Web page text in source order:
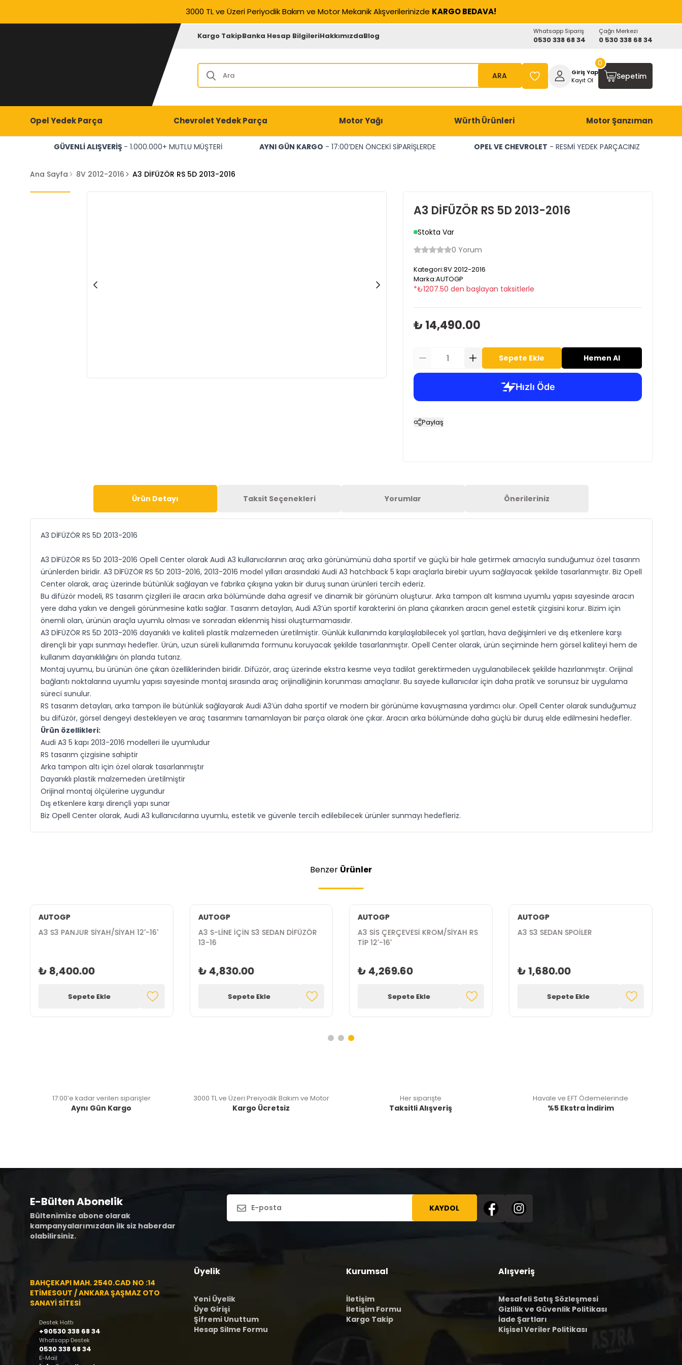
3000 TL ve Üzeri Periyodik Bakım ve Motor Mekanik Alışverilerinizde KARGO BEDAVA!
Kargo TakipBanka Hesap BilgileriHakkımızdaBlog Whatsapp Sipariş
0530 338 68 34
Çağrı Merkezi
0 530 338 68 34
ARA
Giriş Yap
Kayıt Ol
Sepetim
0
Opel Yedek Parça Chevrolet Yedek Parça Motor Yağı Würth Ürünleri Motor Şanzıman
GÜVENLİ ALIŞVERİŞ - 1.000.000+ MUTLU MÜŞTERİ AYNI GÜN KARGO - 17:00’DEN ÖNCEKİ SİPARİŞLERDE OPEL VE CHEVROLET - RESMİ YEDEK PARÇACINIZ
Ana Sayfa 8V 2012-2016 A3 DİFÜZÖR RS 5D 2013-2016
A3 DİFÜZÖR RS 5D 2013-2016
Stokta Var
0 Yorum
Kategori:8V 2012-2016
Marka:AUTOGP
*₺1207.50 den başlayan taksitlerle
₺ 14,490.00
Sepete Ekle Hemen Al
Paylaş
Ürün Detayı Taksit Seçenekleri Yorumlar Önerileriniz
A3 DİFÜZÖR RS 5D 2013-2016
A3 DİFÜZÖR RS 5D 2013-2016 Opell Center olarak Audi A3 kullanıcılarının araç arka görünümünü daha sportif ve güçlü bir hale getirmek amacıyla sunduğumuz özel tasarım
ürünlerden biridir. A3 DİFÜZÖR RS 5D 2013-2016, 2013-2016 model yılları arasındaki Audi A3 hatchback 5 kapı araçlarla birebir uyum sağlayacak şekilde tasarlanmıştır. Biz Opell
Center olarak, araç üzerinde bütünlük sağlayan ve fabrika çıkışına yakın bir duruş sunan ürünleri tercih ederiz.
Bu difüzör modeli, RS tasarım çizgileri ile aracın arka bölümünde daha agresif ve dinamik bir görünüm oluşturur. Arka tampon alt kısmına uyumlu yapısı sayesinde aracın
yere daha yakın ve dengeli görünmesine katkı sağlar. Tasarım detayları, Audi A3’ün sportif karakterini ön plana çıkarırken aracın genel estetik çizgisini korur. Bizim için
önemli olan, ürünün araçla uyumlu olması ve sonradan eklenmiş hissi oluşturmamasıdır.
A3 DİFÜZÖR RS 5D 2013-2016 dayanıklı ve kaliteli plastik malzemeden üretilmiştir. Günlük kullanımda karşılaşılabilecek yol şartları, hava değişimleri ve dış etkenlere karşı
dirençli bir yapı sunmayı hedefler. Ürün, uzun süreli kullanımda formunu koruyacak şekilde tasarlanmıştır. Opell Center olarak, ürün seçiminde hem görsel kaliteyi hem de
kullanım dayanıklılığını ön planda tutarız.
Montaj uyumu, bu ürünün öne çıkan özelliklerinden biridir. Difüzör, araç üzerinde ekstra kesme veya tadilat gerektirmeden uygulanabilecek şekilde hazırlanmıştır. Orijinal
bağlantı noktalarına uyumlu yapısı sayesinde montaj sırasında araç orijinalliğinin korunması amaçlanır. Bu sayede kullanıcılar için daha pratik ve sorunsuz bir uygulama
süreci sunulur.
RS tasarım detayları, arka tampon ile bütünlük sağlayarak Audi A3’ün daha sportif ve modern bir görünüme kavuşmasına yardımcı olur. Opell Center olarak sunduğumuz
bu difüzör, görsel dengeyi destekleyen ve araç tasarımını tamamlayan bir parça olarak öne çıkar. Aracın arka bölümünde daha güçlü bir duruş elde edilmesini hedefler.
Ürün özellikleri:
Audi A3 5 kapı 2013-2016 modelleri ile uyumludur
RS tasarım çizgisine sahiptir
Arka tampon altı için özel olarak tasarlanmıştır
Dayanıklı plastik malzemeden üretilmiştir
Orijinal montaj ölçülerine uygundur
Dış etkenlere karşı dirençli yapı sunar
Biz Opell Center olarak, Audi A3 kullanıcılarına uyumlu, estetik ve güvenle tercih edilebilecek ürünler sunmayı hedefleriz.
Benzer Ürünler
AUTOGP
A3 S3 PANJUR SİYAH/SİYAH 12'-16'
₺ 8,400.00
Sepete Ekle
AUTOGP
A3 S-LİNE İÇİN S3 SEDAN DİFÜZÖR
13-16
₺ 4,830.00
Sepete Ekle
AUTOGP
A3 SİS ÇERÇEVESİ KROM/SİYAH RS
TİP 12'-16'
₺ 4,269.60
Sepete Ekle
AUTOGP
A3 S3 SEDAN SPOİLER
₺ 1,680.00
Sepete Ekle
17:00’e kadar verilen siparişler
Aynı Gün Kargo
3000 TL ve Üzeri Preiyodik Bakım ve Motor
Kargo Ücretsiz
Her siparişte
Taksitli Alışveriş
Havale ve EFT Ödemelerinde
%5 Ekstra İndirim
E-Bülten Abonelik
Bültenimize abone olarak
kampanyalarımızdan ilk siz haberdar
olabilirsiniz.
KAYDOL
BAHÇEKAPI MAH. 2540.CAD NO :14
ETİMESGUT / ANKARA ŞAŞMAZ OTO
SANAYİ SİTESİ
Destek Hattı
+90530 338 68 34
Whatsapp Destek
0530 338 68 34
E-Mail
Üyelik
Yeni Üyelik
Üye Girişi
Şifremi Unuttum
Hesap Silme Formu
Kurumsal
İletişim
İletişim Formu
Kargo Takip
Alışveriş
Mesafeli Satış Sözleşmesi
Gizlilik ve Güvenlik Politikası
İade Şartları
Kişisel Veriler Politikası